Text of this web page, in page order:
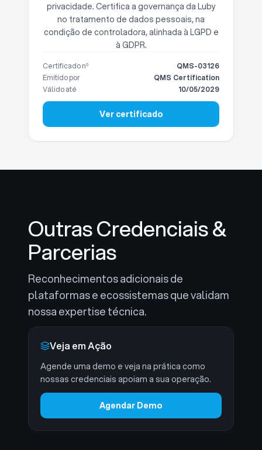
privacidade. Certifica a governança da Luby
no tratamento de dados pessoais, na
condição de controladora, alinhada à LGPD e
à GDPR.
Certificado nº
QMS-03126
Emitido por
QMS Certification
Válido até
10/05/2029
Ver certificado
Outras Credenciais &
Parcerias
Reconhecimentos adicionais de
plataformas e ecossistemas que validam
nossa expertise técnica.
Veja em Ação
Agende uma demo e veja na prática como
nossas credenciais apoiam a sua operação.
Agendar Demo